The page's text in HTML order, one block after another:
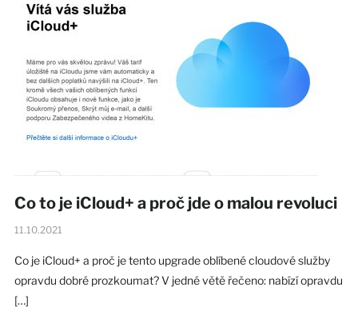
Co to je iCloud+ a proč jde o malou revoluci
11.10.2021
Co je iCloud+ a proč je tento upgrade oblíbené cloudové služby
opravdu dobré prozkoumat? V jedné větě řečeno: nabízí opravdu
[…]